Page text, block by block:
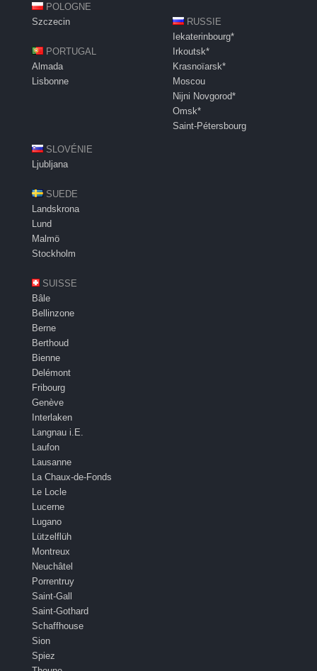
POLOGNE
Szczecin
PORTUGAL
Almada
Lisbonne
RUSSIE
Iekaterinbourg*
Irkoutsk*
Krasnoïarsk*
Moscou
Nijni Novgorod*
Omsk*
Saint-Pétersbourg
SLOVÉNIE
Ljubljana
SUEDE
Landskrona
Lund
Malmö
Stockholm
SUISSE
Bâle
Bellinzone
Berne
Berthoud
Bienne
Delémont
Fribourg
Genève
Interlaken
Langnau i.E.
Laufon
Lausanne
La Chaux-de-Fonds
Le Locle
Lucerne
Lugano
Lützelflüh
Montreux
Neuchâtel
Porrentruy
Saint-Gall
Saint-Gothard
Schaffhouse
Sion
Spiez